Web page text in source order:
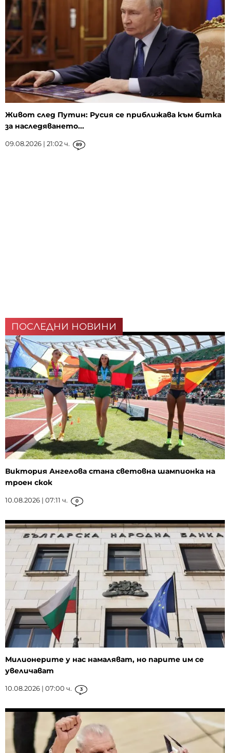
Живот след Путин: Русия се приближава към битка
за наследяването...
09.08.2026 | 21:02 ч. 89
ПОСЛЕДНИ НОВИНИ
Виктория Ангелова стана световна шампионка на
троен скок
10.08.2026 | 07:11 ч. 0
Милионерите у нас намаляват, но парите им се
увеличават
10.08.2026 | 07:00 ч. 3